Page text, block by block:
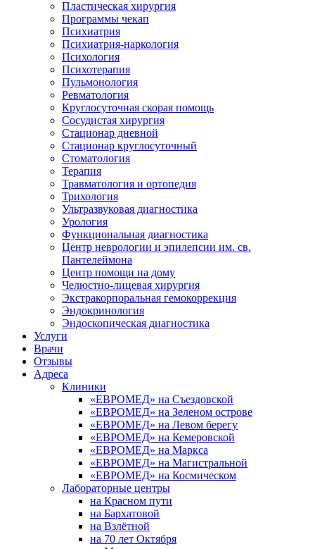
Пластическая хирургия
Программы чекап
Психиатрия
Психиатрия-наркология
Психология
Психотерапия
Пульмонология
Ревматология
Круглосуточная скорая помощь
Сосудистая хирургия
Стационар дневной
Стационар круглосуточный
Стоматология
Терапия
Травматология и ортопедия
Трихология
Ультразвуковая диагностика
Урология
Функциональная диагностика
Центр неврологии и эпилепсии им. св.
Пантелеймона
Центр помощи на дому
Челюстно-лицевая хирургия
Экстракорпоральная гемокоррекция
Эндокринология
Эндоскопическая диагностика
Услуги
Врачи
Отзывы
Адреса
Клиники
«ЕВРОМЕД» на Съездовской
«ЕВРОМЕД» на Зеленом острове
«ЕВРОМЕД» на Левом берегу
«ЕВРОМЕД» на Кемеровской
«ЕВРОМЕД» на Маркса
«ЕВРОМЕД» на Магистральной
«ЕВРОМЕД» на Космическом
Лабораторные центры
на Красном пути
на Бархатовой
на Взлётной
на 70 лет Октября